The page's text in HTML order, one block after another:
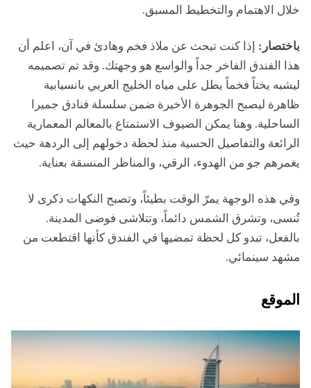
خلال الاهتمام والتخطيط المسبق.
باختصار:
إذا كنت تبحث عن ملاذ فخم وهادئ في آن، اعلم أن
هذا الفندق الفاخر جداً والواسع هو وجهتك. وقد تم تصميمه
ليشبه يختاً فخماً يطل على مياه الخليج العربي بانسيابية
ظاهرة ليصبح الجوهرة الأخيرة ضمن سلسلة فنادق جميرا
الساحلية. وهنا يمكن الضيوف الاستمتاع بالمعالم المعمارية
الرائعة والتفاصيل الحسية منذ لحظة دخولهم إلى الردهة حيث
يغمرهم جو من الهدوء، الرقي، والمناظر المنسقة بعناية.
وفي هذه الوجهة يمرّ الوقت بطيئاً، وتصبح النكهات ذكرى لا
تُنسى، وتشرق الشمس دائماً، وتتلاشى فوضى المدينة.
بالفعل، تبدو كل لحظة تمضيها في الفندق كأنها اقتطعت من
مشهد سينمائي.
الموقع